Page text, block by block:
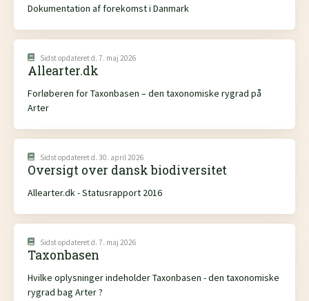
Dokumentation af forekomst i Danmark
Sidst opdateret d. 7. maj 2026
Allearter.dk
Forløberen for Taxonbasen – den taxonomiske rygrad på
Arter
Sidst opdateret d. 30. april 2026
Oversigt over dansk biodiversitet
Allearter.dk - Statusrapport 2016
Sidst opdateret d. 7. maj 2026
Taxonbasen
Hvilke oplysninger indeholder Taxonbasen - den taxonomiske
rygrad bag Arter ?